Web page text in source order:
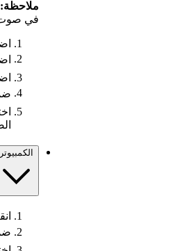
ملاحظة:
في صوت
الكمبيوتر